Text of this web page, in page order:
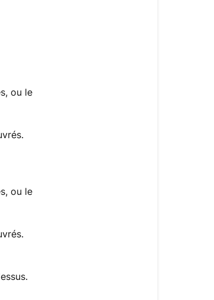
ou le
ou le